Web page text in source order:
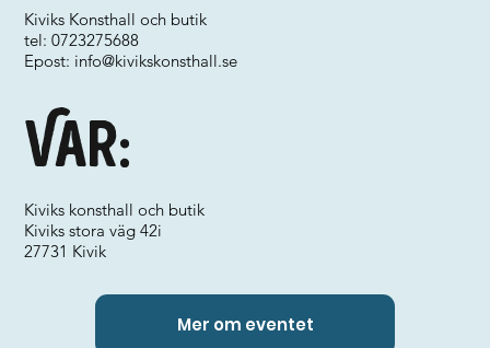
Var:
Kiviks Konsthall och butik
tel: 0723275688
Epost: info@kivikskonsthall.se
Kiviks konsthall och butik
Kiviks stora väg 42i
27731 Kivik
Mer om eventet